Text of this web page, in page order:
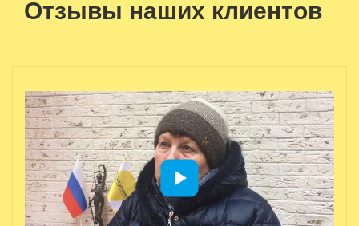
Отзывы наших клиентов